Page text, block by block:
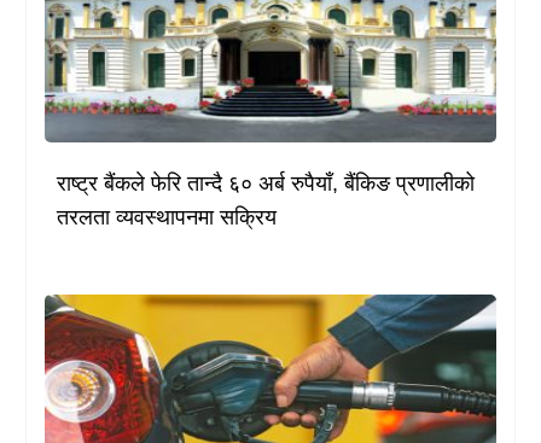
राष्ट्र बैंकले फेरि तान्दै ६० अर्ब रुपैयाँ, बैंकिङ प्रणालीको
तरलता व्यवस्थापनमा सक्रिय